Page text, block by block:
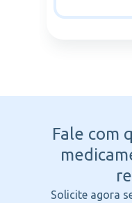
Fale com
Solicite agora